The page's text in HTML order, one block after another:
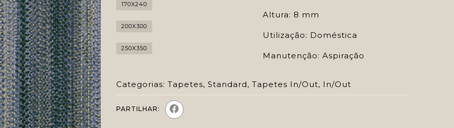
170X240
200X300
250X350
Altura: 8 mm
Utilização: Doméstica
Manutenção: Aspiração
Categorias: Tapetes, Standard, Tapetes In/Out, In/Out
PARTILHAR: